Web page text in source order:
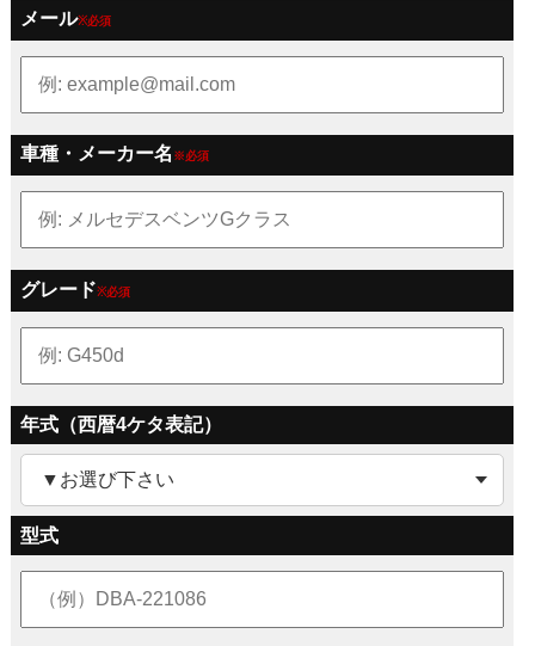
メール※必須
車種・メーカー名 ※必須
グレード※必須
年式（西暦4ケタ表記）
型式